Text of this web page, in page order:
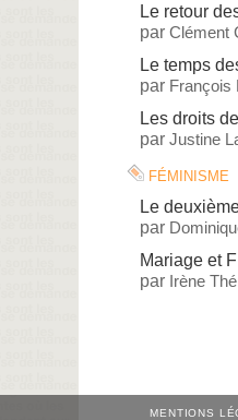
Le retour
par Clément
Le temps
par François
Les droits
par Justine
féminisme
Le
par
Mariage et
par Irène
MENTIONS